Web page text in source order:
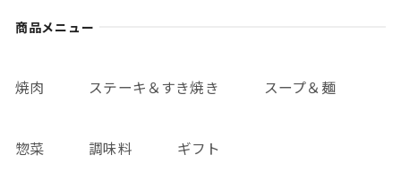
商品メニュー
焼肉 ステーキ＆すき焼き スープ＆麺
惣菜 調味料 ギフト